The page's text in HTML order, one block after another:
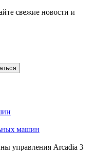
свежие новости и
машин
управления Arcadia 3